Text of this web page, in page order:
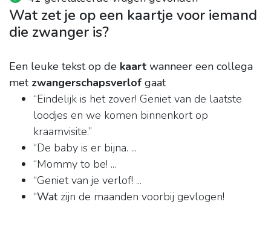
Wat zet je op een kaartje voor iemand
die zwanger is?
Een leuke tekst op de kaart wanneer een collega
met zwangerschapsverlof gaat
“Eindelijk is het zover! Geniet van de laatste
loodjes en we komen binnenkort op
kraamvisite.”
“De baby is er bijna. ...
“Mommy to be! ...
“Geniet van je verlof! ...
“Watzijn de maanden voorbij gevlogen!